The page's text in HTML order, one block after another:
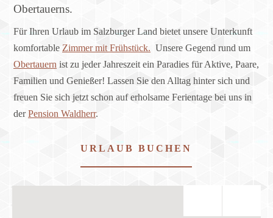
Obertauerns.
Für Ihren Urlaub im Salzburger Land bietet unsere Unterkunft
komfortable Zimmer mit Frühstück. Unsere Gegend rund um
Obertauern ist zu jeder Jahreszeit ein Paradies für Aktive, Paare,
Familien und Genießer! Lassen Sie den Alltag hinter sich und
freuen Sie sich jetzt schon auf erholsame Ferientage bei uns in
derPension Waldherr.
URLAUB BUCHEN